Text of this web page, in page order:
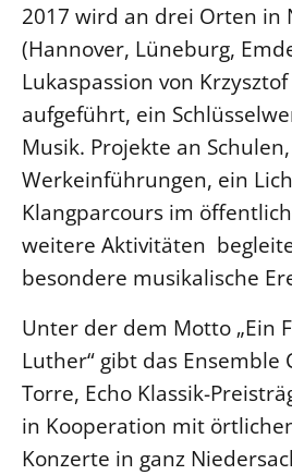
2017 wird an drei Orten in
(Hannover, Lüneburg,
Lukaspassion von
aufgeführt, ein
Musik. Projekte an Schulen,
Werkeinführungen, ein
Klangparcours im
weitere Aktivitäten
besondere musikalische
Unter der dem Motto „Ein
Luther“ gibt das Ensemble
Torre, Echo Klassik-
in Kooperation mit
Konzerte in ganz